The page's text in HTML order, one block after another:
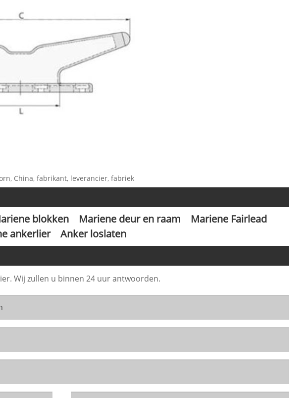
China, fabrikant, leverancier, fabriek
blokken Mariene deur en raam
Mariene Fairlead
ankerlier Anker loslaten
Wij zullen u binnen 24 uur antwoorden.